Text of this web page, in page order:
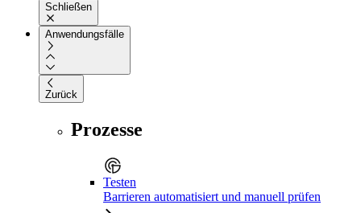
Schließen
Anwendungsfälle
Zurück
Prozesse
Testen
Barrieren automatisiert und manuell prüfen